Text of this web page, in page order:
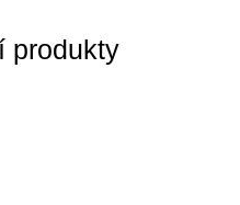
produkty